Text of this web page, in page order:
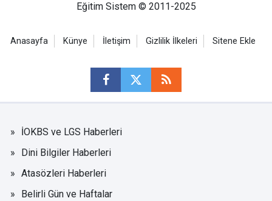
Eğitim Sistem © 2011-2025
Anasayfa Künye İletişim Gizlilik İlkeleri Sitene Ekle
İOKBS ve LGS Haberleri
Dini Bilgiler Haberleri
Atasözleri Haberleri
Belirli Gün ve Haftalar